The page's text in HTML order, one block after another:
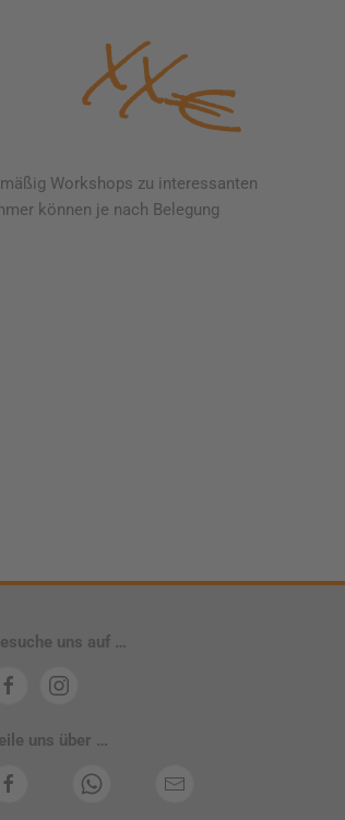
XX€
Workshops zu interessanten
können je nach Belegung
uns auf …
uns über …